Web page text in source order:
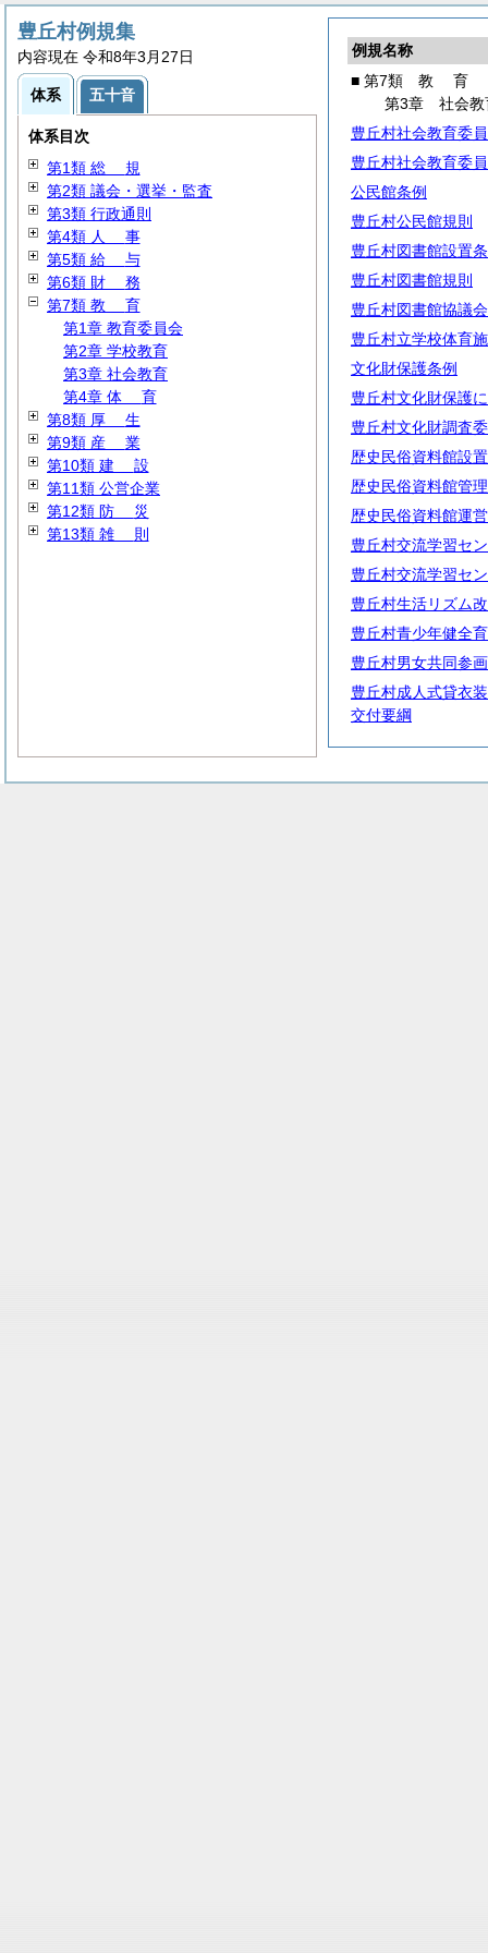
例規名称
■ 第7類 教 育
第3章 社会教
豊丘村社会教育委
豊丘村社会教育委
公民館条例
豊丘村公民館規則
豊丘村図書館設置
豊丘村図書館規則
豊丘村図書館協議
豊丘村立学校体育
文化財保護条例
豊丘村文化財保護
豊丘村文化財調査
歴史民俗資料館設
歴史民俗資料館管
歴史民俗資料館運
豊丘村交流学習セ
豊丘村交流学習セ
豊丘村生活リズム
豊丘村青少年健全
豊丘村男女共同参
豊丘村成人式貸衣
交付要綱
豊丘村例規集
内容現在 令和8年3月27日
体系 五十音
体系目次
第1類 総 規
第2類 議会・選挙・監査
第3類 行政通則
第4類 人 事
第5類 給 与
第6類 財 務
第7類 教 育
第1章 教育委員会
第2章 学校教育
第3章 社会教育
第4章 体 育
第8類 厚 生
第9類 産 業
第10類 建 設
第11類 公営企業
第12類 防 災
第13類 雑 則